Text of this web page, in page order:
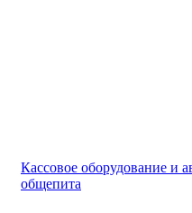
Кассовое оборудование и
общепита